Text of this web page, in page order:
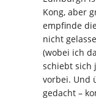
Kong, aber
empfinde
nicht
(wobei ich
schiebt sich
vorbei. Und
gedacht –